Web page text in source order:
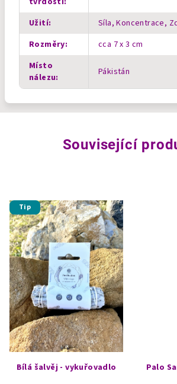
Užití:
Síla, Koncentrace,
Rozměry:
cca 7 x 3 cm
Místo
nálezu: Pákistán
Související
Tip
Bílá šalvěj - vykuřovadlo Palo